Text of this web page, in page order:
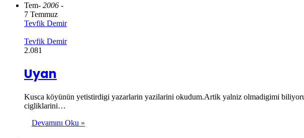
Tem- 2006 -
7 Temmuz
Tevfik Demir
Tevfik Demir
2.081
Uyan
Kusca köyünün yetistirdigi yazarlarin yazilarini okudum.Artik yalniz olmadigimi
cigliklarini…
Devamını Oku »